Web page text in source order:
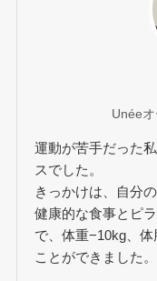
Unée
運動が苦手だった
スでした。
きっかけは、自分
健康的な食事とピ
で、体重−10kg、
ことができました。